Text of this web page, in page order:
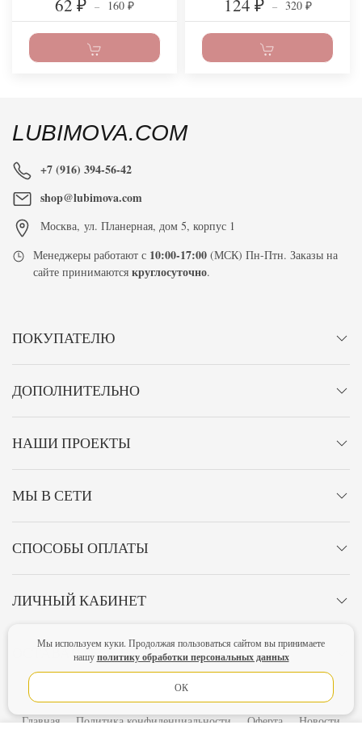
62 ₽ – 160 ₽ 124 ₽ – 320 ₽
LUBIMOVA.COM
+7 (916) 394-56-42
shop@lubimova.com
Москва, ул. Планерная, дом 5, корпус 1
Менеджеры работают с 10:00-17:00 (МСК) Пн-Птн. Заказы на
сайте принимаютсякруглосуточно.
ПОКУПАТЕЛЮ
ДОПОЛНИТЕЛЬНО
НАШИ ПРОЕКТЫ
МЫ В СЕТИ
СПОСОБЫ ОПЛАТЫ
ЛИЧНЫЙ КАБИНЕТ
ОСТАВАЙТЕСЬ НА СВЯЗИ!
Главная Политика конфиденциальности Оферта Новости
Мы используем куки. Продолжая пользоваться сайтом вы принимаете
нашуполитику обработки персональных данных
ОК